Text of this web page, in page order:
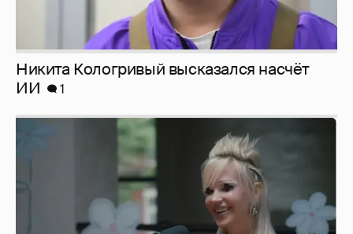
Никита Кологривый высказался насчёт
ИИ
1